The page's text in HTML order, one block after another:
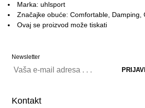
Marka: uhlsport
Značajke obuće: Comfortable, Damping,
Ovaj se proizvod može tiskati
Newsletter
Kontakt